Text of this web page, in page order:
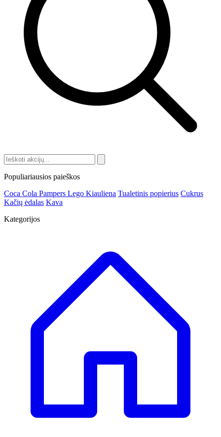
Populiariausios paieškos
Coca Cola Pampers Lego Kiauliena Tualetinis popierius Cukrus
Kačių ėdalas Kava
Kategorijos